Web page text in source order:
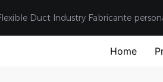
Duct Industry Fabricante
Home